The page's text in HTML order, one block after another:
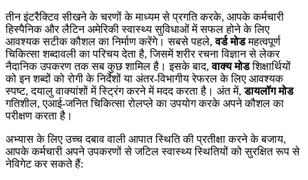
तीन इंटरैक्टिव सीखने के चरणों के माध्यम से प्रगति करके, आपके कर्मचारी
हिस्पैनिक और लैटिन अमेरिकी स्वास्थ्य सुविधाओं में सफल होने के लिए
आवश्यक सटीक कौशल का निर्माण करेंगे। सबसे पहले,वर्ड मोडमहत्वपूर्ण
चिकित्सा शब्दावली का परिचय देता है, जिसमें शरीर रचना विज्ञान से लेकर
नैदानिक उपकरण तक सब कुछ शामिल है। इसके बाद,वाक्य मोडशिक्षार्थियों
को इन शब्दों को रोगी के निर्देशों या अंतर-विभागीय रेफरल के लिए आवश्यक
स्पष्ट, दयालु वाक्यांशों में स्ट्रिंग करने में मदद करता है। अंत में,डायलॉग मोड
गतिशील, एआई-जनित चिकित्सा रोलप्ले का उपयोग करके अपने कौशल का
परीक्षण करता है।
अभ्यास के लिए उच्च दबाव वाली आपात स्थिति की प्रतीक्षा करने के बजाय,
आपके कर्मचारी अपने उपकरणों से जटिल स्वास्थ्य स्थितियों को सुरक्षित रूप से
नेविगेट कर सकते हैं: